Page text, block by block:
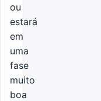
ou
estará
em
uma
fase
muito
boa